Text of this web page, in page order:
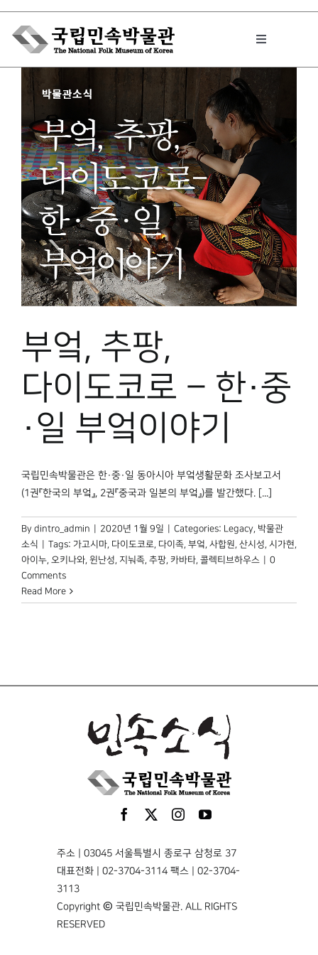
Skip
content
Toggle
박물관에서는
민속이야기
민속 인사이드
원문보기 PDF
부엌, 추팡,
다이도코로 – 한·중
·일 부엌이야기
국립민속박물관은 한·중·일 동아시아 부엌생활문화 조사보고서
(1권『한국의 부엌』, 2권『중국과 일본의 부엌』)를 발간했다. [...]
By dintro_admin 2020년 1월 9일 Categories: Legacy, 박물관
소식
Tags: 가고시마, 다이도코로, 다이족, 부엌, 사합원, 산시성, 시가현,
아이누, 오키나와, 윈난성, 지눠족, 추팡, 카바타, 콜렉티브하우스
0
Comments
Read More
주소 | 03045 서울특별시 종로구 삼청로 37
대표전화 | 02-3704-3114 팩스 | 02-3704-
3113
Copyright © 국립민속박물관. ALL RIGHTS
RESERVED